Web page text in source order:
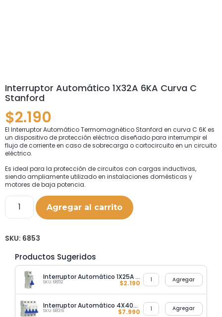
Interruptor Automático 1X32A 6KA Curva C
Stanford
$2.190
El Interruptor Automático Termomagnético Stanford en curva C 6K es
un dispositivo de protección eléctrica diseñado para interrumpir el
flujo de corriente en caso de sobrecarga o cortocircuito en un circuito
eléctrico.
Es ideal para la protección de circuitos con cargas inductivas,
siendo ampliamente utilizado en instalaciones domésticas y
motores de baja potencia.
Agregar al carrito
SKU: 6853
Productos Sugeridos
Interruptor Automático 1X25A 6KA Curva C Stanford
SKU 6852 $2.190 Agregar
Interruptor Automático 4X40A 6KA Curva C Stanford
SKU 6836 $7.990 Agregar